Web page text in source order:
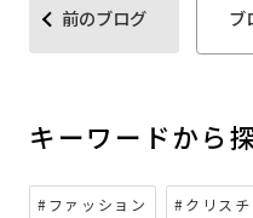
前のブログ ブ
キーワードから
#ファッション #クリス